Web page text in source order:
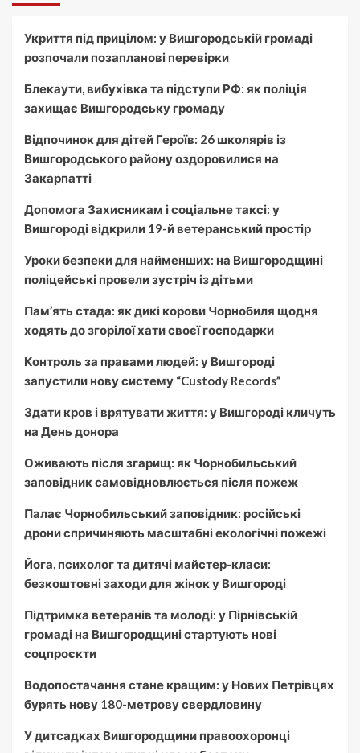
Укриття під прицілом: у Вишгородській громаді
розпочали позапланові перевірки
Блекаути, вибухівка та підступи РФ: як поліція
захищає Вишгородську громаду
Відпочинок для дітей Героїв: 26 школярів із
Вишгородського району оздоровилися на
Закарпатті
Допомога Захисникам і соціальне таксі: у
Вишгороді відкрили 19-й ветеранський простір
Уроки безпеки для найменших: на Вишгородщині
поліцейські провели зустріч із дітьми
Пам’ять стада: як дикі корови Чорнобиля щодня
ходять до згорілої хати своєї господарки
Контроль за правами людей: у Вишгороді
запустили нову систему “Custody Records”
Здати кров і врятувати життя: у Вишгороді кличуть
на День донора
Оживають після згарищ: як Чорнобильський
заповідник самовідновлюється після пожеж
Палає Чорнобильський заповідник: російські
дрони спричиняють масштабні екологічні пожежі
Йога, психолог та дитячі майстер-класи:
безкоштовні заходи для жінок у Вишгороді
Підтримка ветеранів та молоді: у Пірнівській
громаді на Вишгородщині стартують нові
соцпроєкти
Водопостачання стане кращим: у Нових Петрівцях
бурять нову 180-метрову свердловину
У дитсадках Вишгородщини правоохоронці